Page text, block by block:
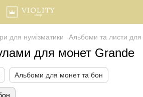
для нумізматики Альбоми та листи для
для монет Grande
Альбоми для монет та бон